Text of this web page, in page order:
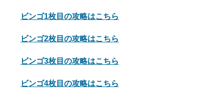
ビンゴ1枚目の攻略はこちら
ビンゴ2枚目の攻略はこちら
ビンゴ3枚目の攻略はこちら
ビンゴ4枚目の攻略はこちら